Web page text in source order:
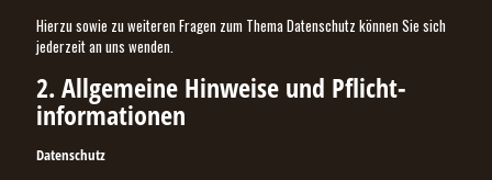
Hierzu sowie zu weiteren Fragen zum Thema Datenschutz können Sie sich
jederzeit an uns wenden.
2. Allgemeine Hinweise und Pflicht­
informationen
Datenschutz